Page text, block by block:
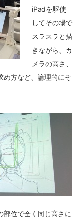
iPadを駆使
してその場で
スラスラと描
きながら、カ
メラの高さ、
め方など、論理的にそ
部位で全く同じ高さに